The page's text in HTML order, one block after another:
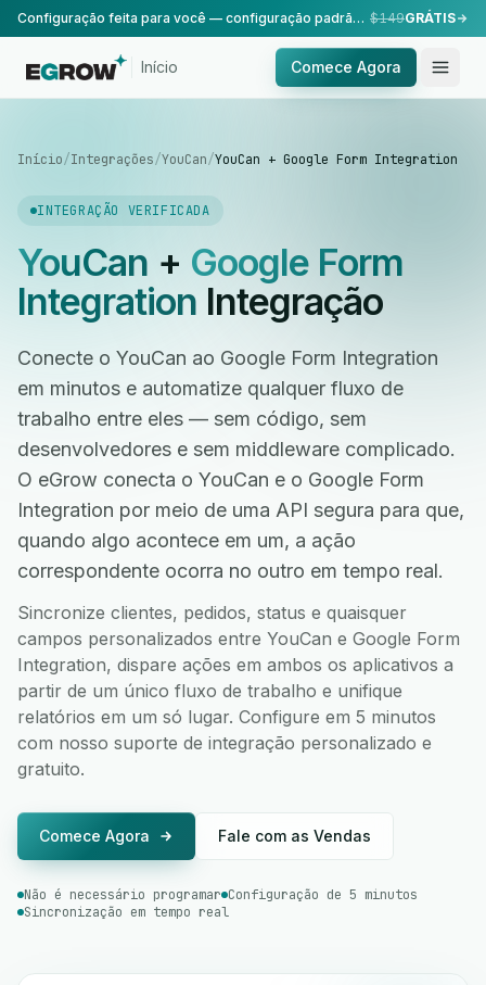
Configuração feita para você — configuração padrão, realizada pela nossa equipe. $149GRÁTIS
Início Comece Agora
Início/Integrações/YouCan/YouCan + Google Form Integration
INTEGRAÇÃO VERIFICADA
YouCan + Google Form
Integration Integração
Conecte o YouCan ao Google Form Integration
em minutos e automatize qualquer fluxo de
trabalho entre eles — sem código, sem
desenvolvedores e sem middleware complicado.
O eGrow conecta o YouCan e o Google Form
Integration por meio de uma API segura para que,
quando algo acontece em um, a ação
correspondente ocorra no outro em tempo real.
Sincronize clientes, pedidos, status e quaisquer
campos personalizados entre YouCan e Google Form
Integration, dispare ações em ambos os aplicativos a
partir de um único fluxo de trabalho e unifique
relatórios em um só lugar. Configure em 5 minutos
com nosso suporte de integração personalizado e
gratuito.
Comece Agora Fale com as Vendas
Não é necessário programar Configuração de 5 minutos
Sincronização em tempo real